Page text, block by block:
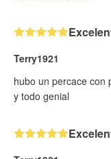
Terry1921
hubo un percace con
y todo genial